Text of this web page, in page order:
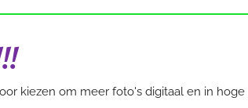
kiezen om meer foto's digitaal en in hoge